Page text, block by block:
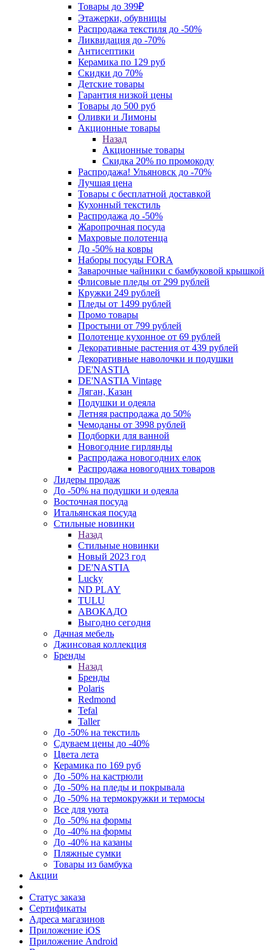
Товары до 399₽
Этажерки, обувницы
Распродажа текстиля до -50%
Ликвидация до -70%
Антисептики
Керамика по 129 руб
Скидки до 70%
Детские товары
Гарантия низкой цены
Товары до 500 руб
Оливки и Лимоны
Акционные товары
Назад
Акционные товары
Скидка 20% по промокоду
Распродажа! Ульяновск до -70%
Лучшая цена
Товары с бесплатной доставкой
Кухонный текстиль
Распродажа до -50%
Жаропрочная посуда
Махровые полотенца
До -50% на ковры
Наборы посуды FORA
Заварочные чайники с бамбуковой крышкой
Флисовые пледы от 299 рублей
Кружки 249 рублей
Пледы от 1499 рублей
Промо товары
Простыни от 799 рублей
Полотенце кухонное от 69 рублей
Декоративные растения от 439 рублей
Декоративные наволочки и подушки
DE'NASTIA
DE'NASTIA Vintage
Ляган, Казан
Подушки и одеяла
Летняя распродажа до 50%
Чемоданы от 3998 рублей
Подборки для ванной
Новогодние гирлянды
Распродажа новогодних елок
Распродажа новогодних товаров
Лидеры продаж
До -50% на подушки и одеяла
Восточная посуда
Итальянская посуда
Стильные новинки
Назад
Стильные новинки
Новый 2023 год
DE'NASTIA
Lucky
ND PLAY
TULU
АВОКАДО
Выгодно сегодня
Дачная мебель
Джинсовая коллекция
Бренды
Назад
Бренды
Polaris
Redmond
Tefal
Taller
До -50% на текстиль
Сдуваем цены до -40%
Цвета лета
Керамика по 169 руб
До -50% на кастрюли
До -50% на пледы и покрывала
До -50% на термокружки и термосы
Все для уюта
До -50% на формы
До -40% на формы
До -40% на казаны
Пляжные сумки
Товары из бамбука
Акции
Статус заказа
Сертификаты
Адреса магазинов
Приложение iOS
Приложение Android